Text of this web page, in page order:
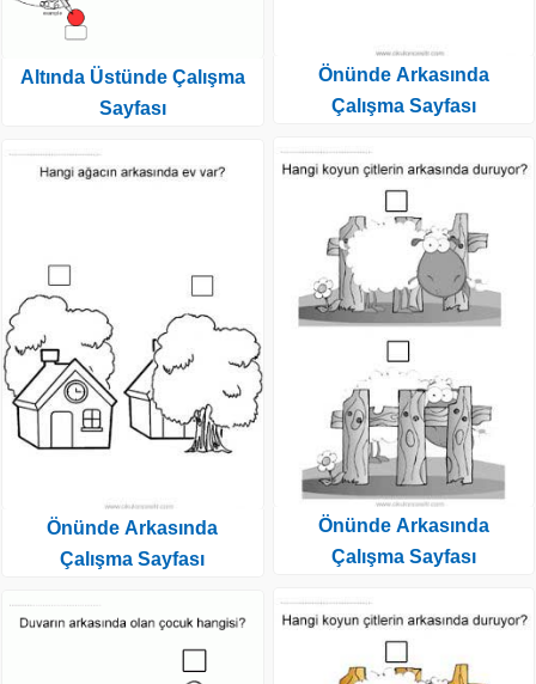
Altında Üstünde Çalışma
Sayfası
Önünde Arkasında
Çalışma Sayfası
Önünde Arkasında
Çalışma Sayfası
Önünde Arkasında
Çalışma Sayfası